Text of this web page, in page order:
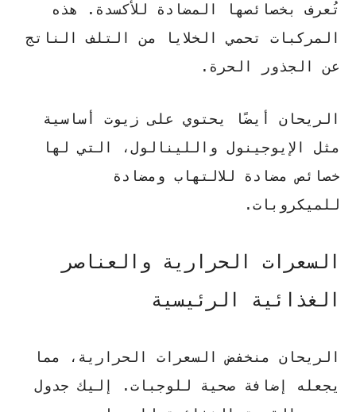
تُعرف بخصائصها المضادة للأكسدة. هذه
المركبات تحمي الخلايا من التلف الناتج
عن الجذور الحرة.
الريحان أيضًا يحتوي على زيوت أساسية
مثل الإيوجينول واللينالول، التي لها
خصائص مضادة للالتهاب ومضادة
للميكروبات.
السعرات الحرارية والعناصر
الغذائية الرئيسية
الريحان منخفض السعرات الحرارية، مما
يجعله إضافة صحية للوجبات. إليك جدول